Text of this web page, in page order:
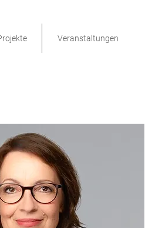
Veranstaltungen